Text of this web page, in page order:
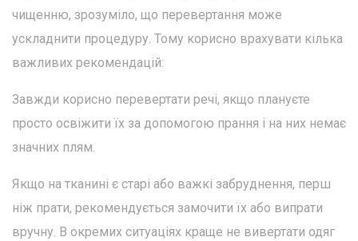
чищенню, зрозуміло, що перевертання може
ускладнити процедуру. Тому корисно врахувати кілька
важливих рекомендацій:
Завжди корисно перевертати речі, якщо плануєте
просто освіжити їх за допомогою прання і на них немає
значних плям.
Якщо на тканині є старі або важкі забруднення, перш
ніж прати, рекомендується замочити їх або випрати
вручну. В окремих ситуаціях краще не вивертати одяг